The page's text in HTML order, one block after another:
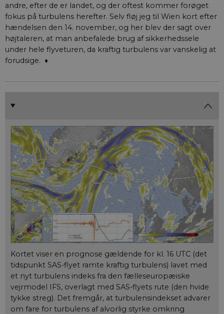
andre, efter de er landet, og der oftest kommer forøget
fokus på turbulens herefter. Selv fløj jeg til Wien kort efter
hændelsen den 14. november, og her blev der sagt over
højtaleren, at man anbefalede brug af sikkerhedssele
under hele flyveturen, da kraftig turbulens var vanskelig at
forudsige. ♦
Kortet viser en prognose gældende for kl. 16 UTC (det
tidspunkt SAS-flyet ramte kraftig turbulens) lavet med
et nyt turbulens indeks fra den fælleseuropæiske
vejrmodel IFS, overlagt med SAS-flyets rute (den hvide
tykke streg). Det fremgår, at turbulensindekset advarer
om fare for turbulens af alvorlig styrke omkring